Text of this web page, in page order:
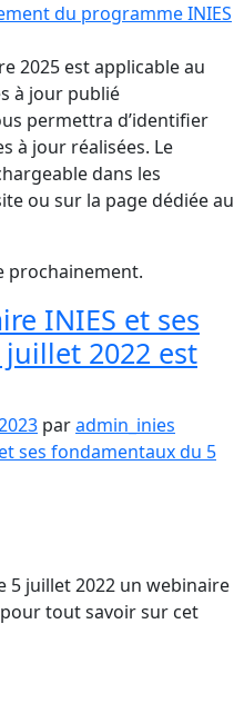
2025 est applicable au
à jour publié
permettra d’identifier
à jour réalisées. Le
dans les
ou sur la page dédiée au
prochainement.
INIES et ses
2022 est
paradmin_inies
5 juillet 2022 un webinaire
tout savoir sur cet